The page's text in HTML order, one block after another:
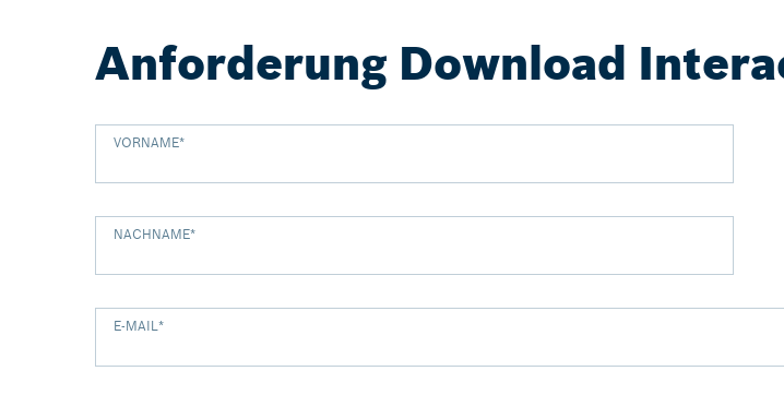
Anforderung Download
VORNAME*
NACHNAME*
E-MAIL*